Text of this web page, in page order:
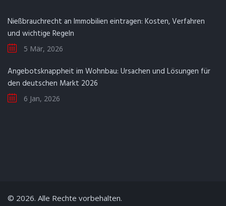
Nießbrauchrecht an Immobilien eintragen: Kosten, Verfahren
und wichtige Regeln
5 Mär, 2026
Angebotsknappheit im Wohnbau: Ursachen und Lösungen für
den deutschen Markt 2026
6 Jan, 2026
© 2026. Alle Rechte vorbehalten.